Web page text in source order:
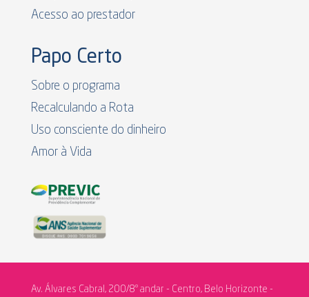
Acesso ao prestador
Papo Certo
Sobre o programa
Recalculando a Rota
Uso consciente do dinheiro
Amor à Vida
Av. Álvares Cabral, 200/8º andar - Centro, Belo Horizonte -